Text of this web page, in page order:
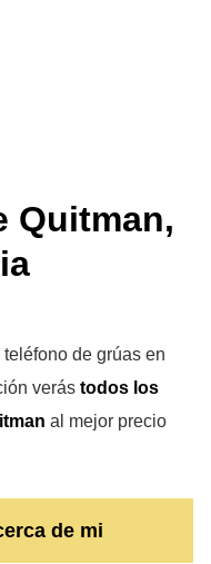
Quitman,
de grúas en
verás todos los
al mejor precio
de mi